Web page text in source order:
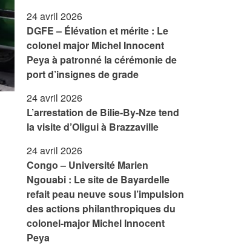
24 avril 2026
DGFE – Élévation et mérite : Le
colonel major Michel Innocent
Peya à patronné la cérémonie de
port d’insignes de grade
24 avril 2026
L’arrestation de Bilie-By-Nze tend
la visite d’Oligui à Brazzaville
24 avril 2026
Congo – Université Marien
Ngouabi : Le site de Bayardelle
refait peau neuve sous l’impulsion
des actions philanthropiques du
colonel-major Michel Innocent
Peya